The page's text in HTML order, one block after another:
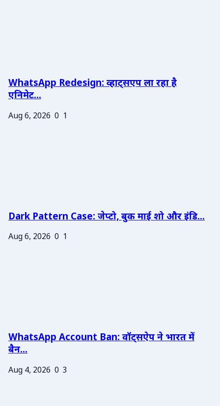
WhatsApp Redesign: व्हाट्सएप ला रहा है
एनिमेट...
Aug 6, 2026 0 1
Dark Pattern Case: जेप्टो, बुक माई शो और इंडि...
Aug 6, 2026 0 1
WhatsApp Account Ban: वॉट्सऐप ने भारत में
बैन...
Aug 4, 2026 0 3